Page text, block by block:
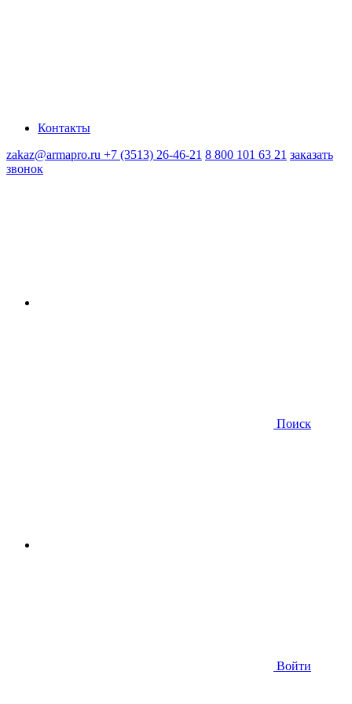
Контакты
zakaz@armapro.ru +7 (3513) 26-46-21 8 800 101 63 21 заказать
звонок
Поиск
Войти